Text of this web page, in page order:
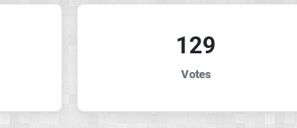
129
Votes